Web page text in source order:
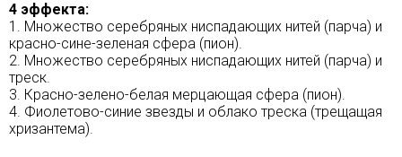
4 эффекта:
1. Множество серебряных ниспадающих нитей (парча) и
красно-сине-зеленая сфера (пион).
2. Множество серебряных ниспадающих нитей (парча) и
треск.
3. Красно-зелено-белая мерцающая сфера (пион).
4. Фиолетово-синие звезды и облако треска (трещащая
хризантема).